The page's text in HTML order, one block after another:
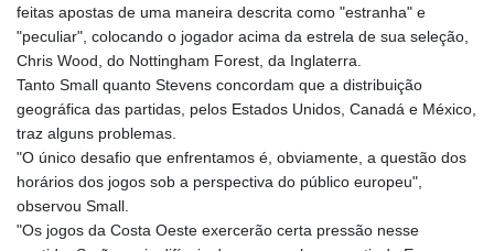
feitas apostas de uma maneira descrita como "estranha" e
"peculiar", colocando o jogador acima da estrela de sua seleção,
Chris Wood, do Nottingham Forest, da Inglaterra.
Tanto Small quanto Stevens concordam que a distribuição
geográfica das partidas, pelos Estados Unidos, Canadá e México,
traz alguns problemas.
"O único desafio que enfrentamos é, obviamente, a questão dos
horários dos jogos sob a perspectiva do público europeu",
observou Small.
"Os jogos da Costa Oeste exercerão certa pressão nesse